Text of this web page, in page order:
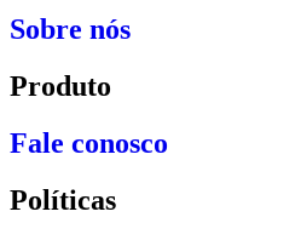
Sobre nós
Produto
Fale conosco
Políticas